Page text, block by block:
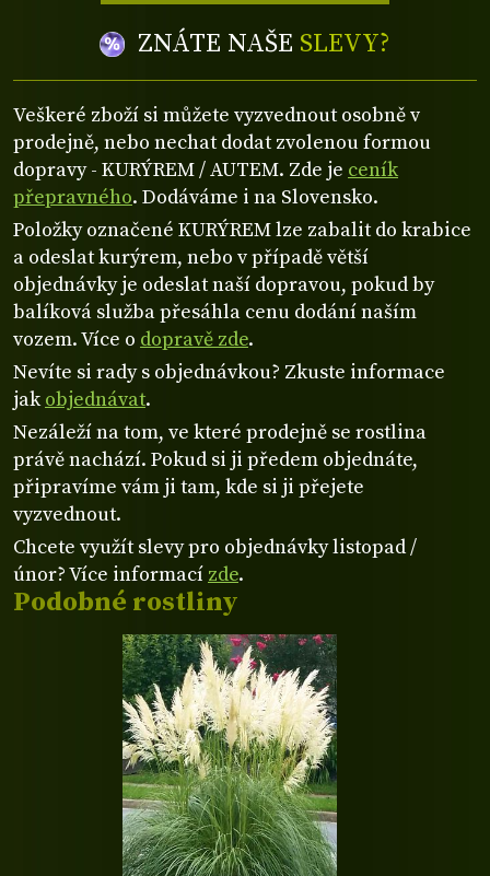
ZNÁTE NAŠE SLEVY?
Podobné rostliny
Veškeré zboží si můžete vyzvednout osobně v
prodejně, nebo nechat dodat zvolenou formou
dopravy - KURÝREM / AUTEM. Zde je ceník
přepravného. Dodáváme i na Slovensko.
Položky označené KURÝREM lze zabalit do krabice
a odeslat kurýrem, nebo v případě větší
objednávky je odeslat naší dopravou, pokud by
balíková služba přesáhla cenu dodání naším
vozem. Více o dopravě zde.
Nevíte si rady s objednávkou? Zkuste informace
jakobjednávat.
Nezáleží na tom, ve které prodejně se rostlina
právě nachází. Pokud si ji předem objednáte,
připravíme vám ji tam, kde si ji přejete
vyzvednout.
Chcete využít slevy pro objednávky listopad /
únor? Více informací zde.